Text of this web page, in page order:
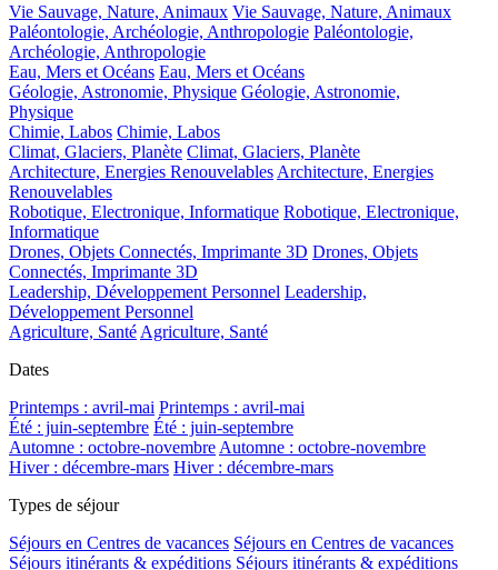
Vie Sauvage, Nature, Animaux Vie Sauvage, Nature, Animaux
Paléontologie, Archéologie, Anthropologie Paléontologie,
Archéologie, Anthropologie
Eau, Mers et Océans Eau, Mers et Océans
Géologie, Astronomie, Physique Géologie, Astronomie,
Physique
Chimie, Labos Chimie, Labos
Climat, Glaciers, Planète Climat, Glaciers, Planète
Architecture, Energies Renouvelables Architecture, Energies
Renouvelables
Robotique, Electronique, Informatique Robotique, Electronique,
Informatique
Drones, Objets Connectés, Imprimante 3D Drones, Objets
Connectés, Imprimante 3D
Leadership, Développement Personnel Leadership,
Développement Personnel
Agriculture, Santé Agriculture, Santé
Dates
Printemps : avril-mai Printemps : avril-mai
Été : juin-septembre Été : juin-septembre
Automne : octobre-novembre Automne : octobre-novembre
Hiver : décembre-mars Hiver : décembre-mars
Types de séjour
Séjours en Centres de vacances Séjours en Centres de vacances
Séjours itinérants & expéditions Séjours itinérants & expéditions